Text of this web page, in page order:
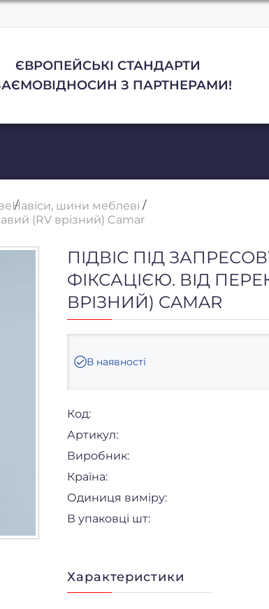
ЄВРОПЕЙСЬКІ СТАНДАРТИ
З ПАРТНЕРАМИ!
Навіси, шини меблеві
(RV врізний) Camar
ПІДВІС ПІД
ФІКСАЦІЄЮ. ВІД
ВРІЗНИЙ) CAMAR
В наявності
Код:
Артикул:
Виробник:
Країна:
Одиниця виміру:
В упаковці шт:
Характеристики